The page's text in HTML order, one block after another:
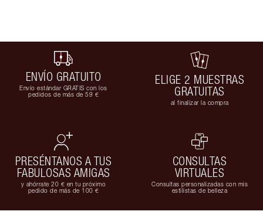
ENVÍO GRATUITO
Envío estándar GRATIS con los
pedidos de más de 59 €
ELIGE 2 MUESTRAS
GRATUITAS
al finalizar la compra
PRESÉNTANOS A TUS
FABULOSAS AMIGAS
y ahórrate 20 € en tu próximo
pedido de más de 100 €
CONSULTAS
VIRTUALES
Consultas personalizadas con mis
estilistas de belleza